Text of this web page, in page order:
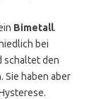
Bimetall.
bei
schaltet den
Sie haben aber